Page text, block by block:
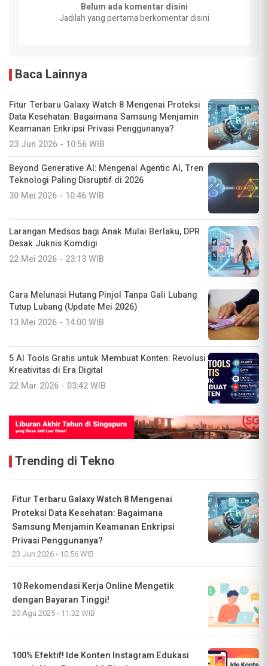
Belum ada komentar disini
Jadilah yang pertama berkomentar disini
Baca Lainnya
Fitur Terbaru Galaxy Watch 8 Mengenai Proteksi
Data Kesehatan: Bagaimana Samsung Menjamin
Keamanan Enkripsi Privasi Penggunanya?
23 Jun 2026 - 10:56 WIB
Beyond Generative AI: Mengenal Agentic AI, Tren
Teknologi Paling Disruptif di 2026
30 Mei 2026 - 10:46 WIB
Larangan Medsos bagi Anak Mulai Berlaku, DPR
Desak Juknis Komdigi
22 Mei 2026 - 23:13 WIB
Cara Melunasi Hutang Pinjol Tanpa Gali Lubang
Tutup Lubang (Update Mei 2026)
13 Mei 2026 - 14:00 WIB
5 AI Tools Gratis untuk Membuat Konten: Revolusi
Kreativitas di Era Digital
22 Mar 2026 - 03:42 WIB
Trending di Tekno
Fitur Terbaru Galaxy Watch 8 Mengenai
Proteksi Data Kesehatan: Bagaimana
Samsung Menjamin Keamanan Enkripsi
Privasi Penggunanya?
23 Jun 2026 - 10:56 WIB
10 Rekomendasi Kerja Online Mengetik
dengan Bayaran Tinggi!
20 Agu 2025 - 11:32 WIB
100% Efektif! Ide Konten Instagram Edukasi